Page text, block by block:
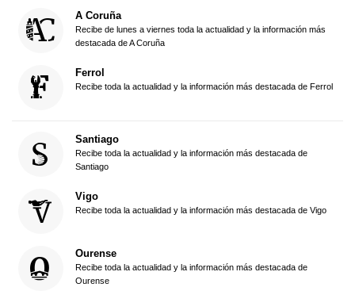
A Coruña
Recibe de lunes a viernes toda la actualidad y la información más
destacada de A Coruña
Ferrol
Recibe toda la actualidad y la información más destacada de Ferrol
Santiago
Recibe toda la actualidad y la información más destacada de
Santiago
Vigo
Recibe toda la actualidad y la información más destacada de Vigo
Ourense
Recibe toda la actualidad y la información más destacada de
Ourense